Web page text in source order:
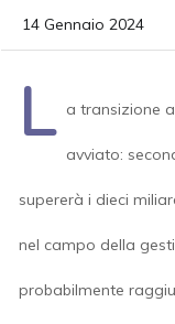
14 Gennaio 2024
L a transizione
avviato:
supererà i dieci
nel campo della
probabilmente